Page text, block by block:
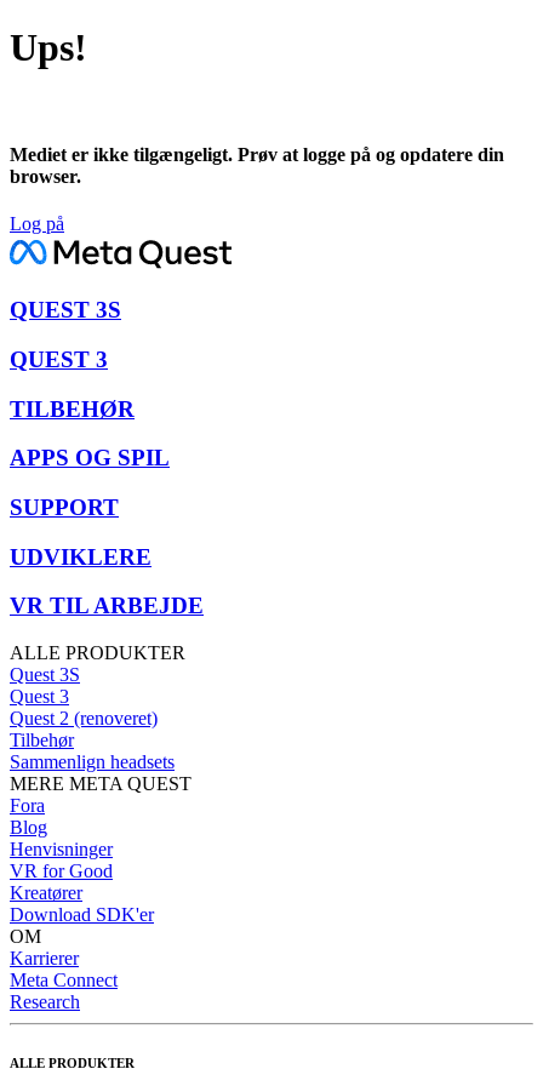
Ups!
Mediet er ikke tilgængeligt. Prøv at logge på og opdatere din
browser.
Log på
QUEST 3S
QUEST 3
TILBEHØR
APPS OG SPIL
SUPPORT
UDVIKLERE
VR TIL ARBEJDE
ALLE PRODUKTER
Quest 3S
Quest 3
Quest 2 (renoveret)
Tilbehør
Sammenlign headsets
MERE META QUEST
Fora
Blog
Henvisninger
VR for Good
Kreatører
Download SDK'er
OM
Karrierer
Meta Connect
Research
ALLE PRODUKTER